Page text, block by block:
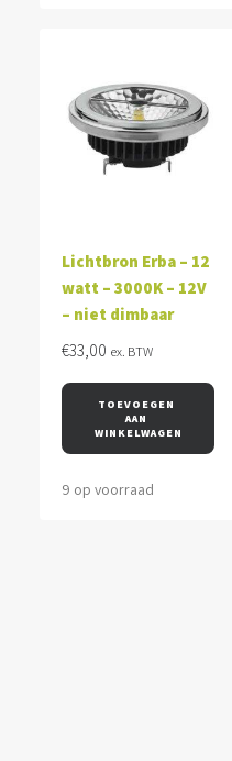
Lichtbron Erba – 12
watt – 3000K – 12V
– niet dimbaar
€33,00 ex. BTW
TOEVOEGEN
AAN
WINKELWAGEN
9 op voorraad